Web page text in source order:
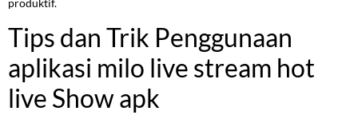
produktif.
Tips dan Trik Penggunaan
aplikasi milo live stream hot
live Show apk